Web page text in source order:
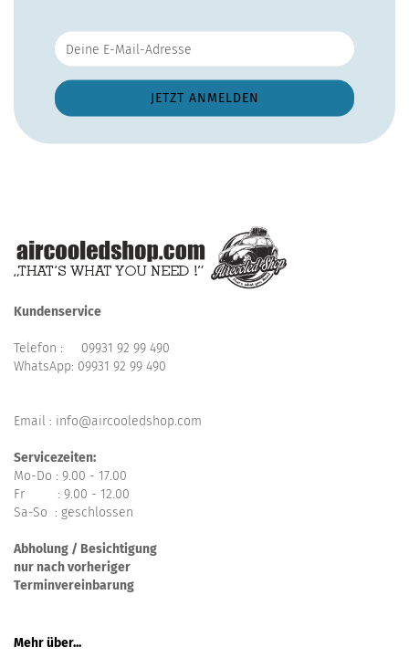
Kundenservice
Telefon : 09931 92 99 490
WhatsApp: 09931 92 99 490
Email : info@aircooledshop.com
Servicezeiten:
Mo-Do : 9.00 - 17.00
Fr : 9.00 - 12.00
Sa-So : geschlossen
Abholung / Besichtigung
nur nach vorheriger
Terminvereinbarung
Mehr über...